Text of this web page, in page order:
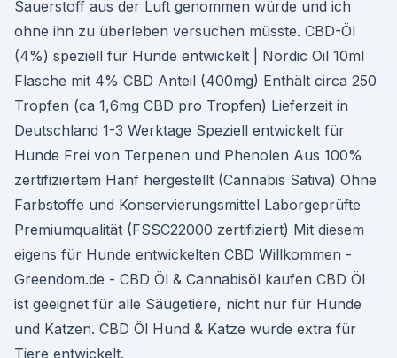
Sauerstoff aus der Luft genommen würde und ich
ohne ihn zu überleben versuchen müsste. CBD-Öl
(4%) speziell für Hunde entwickelt | Nordic Oil 10ml
Flasche mit 4% CBD Anteil (400mg) Enthält circa 250
Tropfen (ca 1,6mg CBD pro Tropfen) Lieferzeit in
Deutschland 1-3 Werktage Speziell entwickelt für
Hunde Frei von Terpenen und Phenolen Aus 100%
zertifiziertem Hanf hergestellt (Cannabis Sativa) Ohne
Farbstoffe und Konservierungsmittel Laborgeprüfte
Premiumqualität (FSSC22000 zertifiziert) Mit diesem
eigens für Hunde entwickelten CBD Willkommen -
Greendom.de - CBD Öl & Cannabisöl kaufen CBD Öl
ist geeignet für alle Säugetiere, nicht nur für Hunde
und Katzen. CBD Öl Hund & Katze wurde extra für
Tiere entwickelt.